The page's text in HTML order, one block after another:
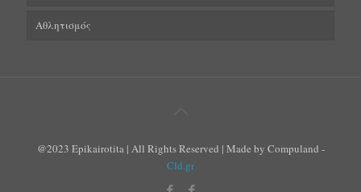
Αθλητισμός
@2023 Epikairotita | All Rights Reserved | Made by Compuland -
Cld.gr